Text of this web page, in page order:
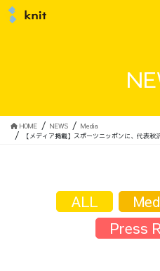
HOME NEWS
Media
【メディア掲載】スポーツニッポンに、代表秋
ALL
Press